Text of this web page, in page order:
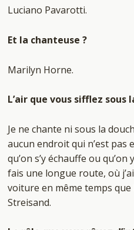
Luciano Pavarotti.
Et la chanteuse ?
Marilyn Horne.
L’air que vous sifflez sous
Je ne chante ni sous la
aucun endroit qui n’est pas
qu’on s’y échauffe ou
fais une longue route, où
voiture en même temps
Streisand.